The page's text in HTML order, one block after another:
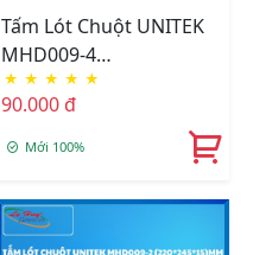
Tấm Lót Chuột UNITEK
MHD009-4
(220*245*15)MM
★ ★ ★ ★ ★
90.000 đ
Mới 100%